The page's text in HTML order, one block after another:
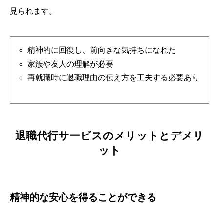
見られます。
精神的に回復し、前向きな気持ちになれた
家族や友人の理解が必要
再就職時に退職理由の伝え方を工夫する必要あり
退職代行サービスのメリットとデメリ
ット
精神的な安心を得ることができる